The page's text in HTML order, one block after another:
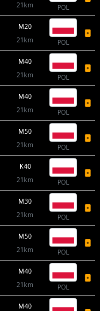
21km
POL
M20
21km
POL
M40
21km
POL
M40
21km
POL
M50
21km
POL
K40
21km
POL
M30
21km
POL
M50
21km
POL
M40
21km
POL
M40